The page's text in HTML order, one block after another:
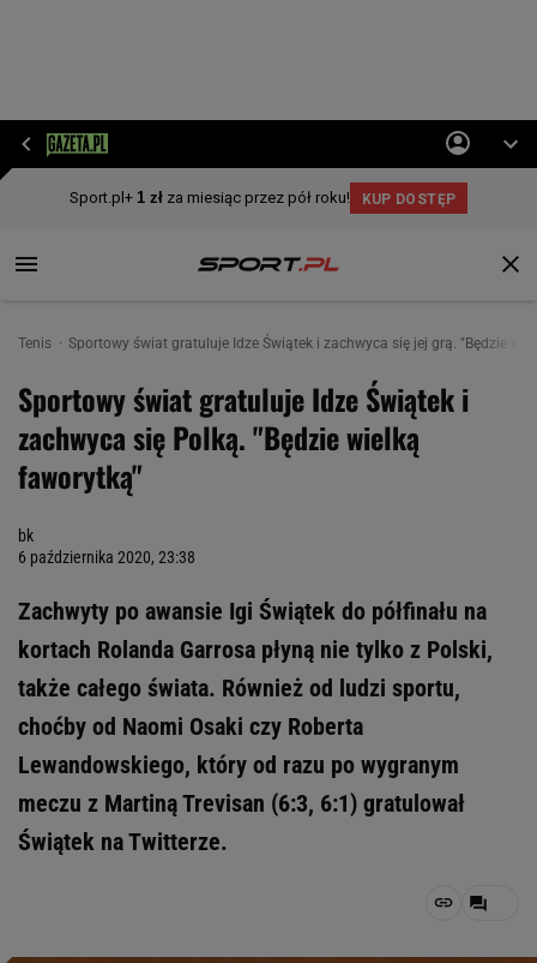
Tenis Sportowy świat gratuluje Idze Świątek i zachwyca się jej grą. "Będzie
Sportowy świat gratuluje Idze Świątek i
zachwyca się Polką. "Będzie wielką
faworytką"
bk
6 października 2020, 23:38
Zachwyty po awansie Igi Świątek do półfinału na
kortach Rolanda Garrosa płyną nie tylko z Polski,
także całego świata. Również od ludzi sportu,
choćby od Naomi Osaki czy Roberta
Lewandowskiego, który od razu po wygranym
meczu z Martiną Trevisan (6:3, 6:1) gratulował
Świątek na Twitterze.